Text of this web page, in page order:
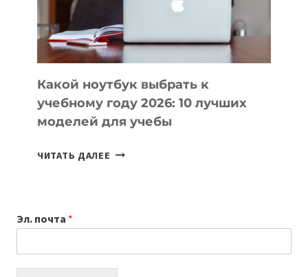
БЕЗ
СЛОЖНОГО
КОДА
Какой ноутбук выбрать к
учебному году 2026: 10 лучших
моделей для учебы
ЧИТАТЬ ДАЛЕЕ КАКОЙ
2026:
10
Эл. почта *